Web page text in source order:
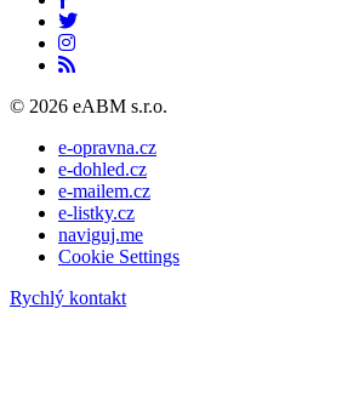
© 2026 eABM s.r.o.
e-opravna.cz
e-dohled.cz
e-mailem.cz
e-listky.cz
naviguj.me
Cookie Settings
Rychlý kontakt